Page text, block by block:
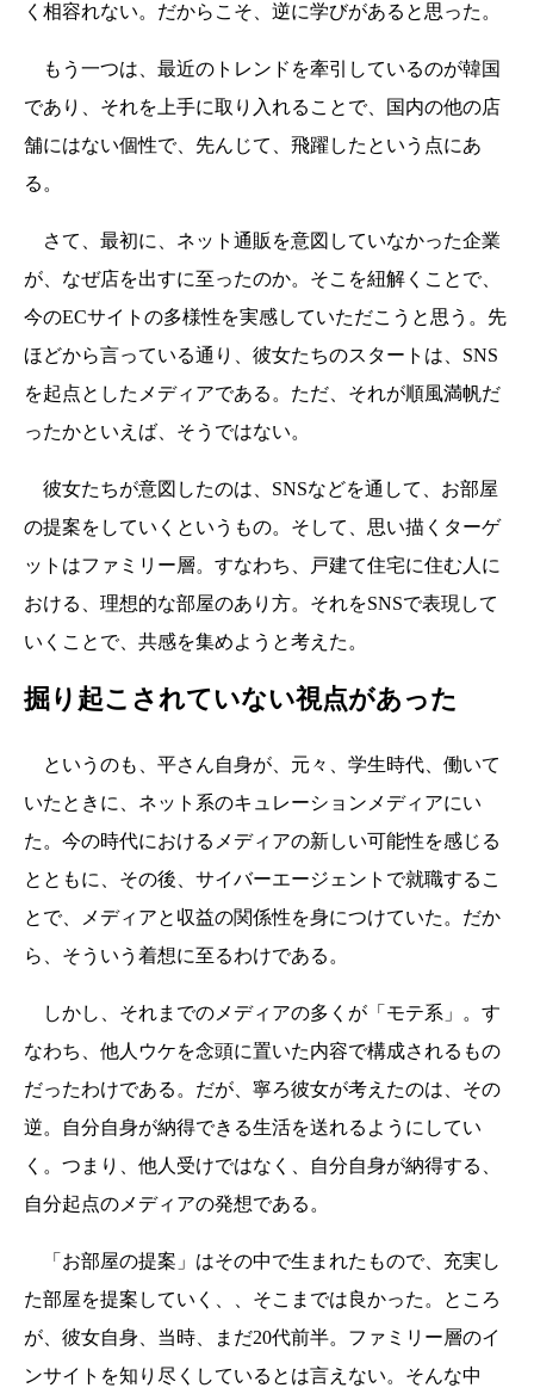
く相容れない。だからこそ、逆に学びがあると思った。
もう一つは、最近のトレンドを牽引しているのが韓国
であり、それを上手に取り入れることで、国内の他の店
舗にはない個性で、先んじて、飛躍したという点にあ
る。
さて、最初に、ネット通販を意図していなかった企業
が、なぜ店を出すに至ったのか。そこを紐解くことで、
今のECサイトの多様性を実感していただこうと思う。先
ほどから言っている通り、彼女たちのスタートは、SNS
を起点としたメディアである。ただ、それが順風満帆だ
ったかといえば、そうではない。
彼女たちが意図したのは、SNSなどを通して、お部屋
の提案をしていくというもの。そして、思い描くターゲ
ットはファミリー層。すなわち、戸建て住宅に住む人に
おける、理想的な部屋のあり方。それをSNSで表現して
いくことで、共感を集めようと考えた。
掘り起こされていない視点があった
というのも、平さん自身が、元々、学生時代、働いて
いたときに、ネット系のキュレーションメディアにい
た。今の時代におけるメディアの新しい可能性を感じる
とともに、その後、サイバーエージェントで就職するこ
とで、メディアと収益の関係性を身につけていた。だか
ら、そういう着想に至るわけである。
しかし、それまでのメディアの多くが「モテ系」。す
なわち、他人ウケを念頭に置いた内容で構成されるもの
だったわけである。だが、寧ろ彼女が考えたのは、その
逆。自分自身が納得できる生活を送れるようにしてい
く。つまり、他人受けではなく、自分自身が納得する、
自分起点のメディアの発想である。
「お部屋の提案」はその中で生まれたもので、充実し
た部屋を提案していく、、そこまでは良かった。ところ
が、彼女自身、当時、まだ20代前半。ファミリー層のイ
ンサイトを知り尽くしているとは言えない。そんな中